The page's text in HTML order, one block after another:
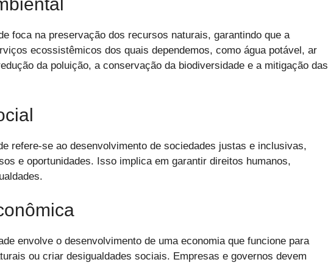
foca na preservação dos recursos naturais, garantindo que a
ecossistêmicos dos quais dependemos, como água potável, ar
da poluição, a conservação da biodiversidade e a mitigação das
refere-se ao desenvolvimento de sociedades justas e inclusivas,
e oportunidades. Isso implica em garantir direitos humanos,
envolve o desenvolvimento de uma economia que funcione para
ou criar desigualdades sociais. Empresas e governos devem